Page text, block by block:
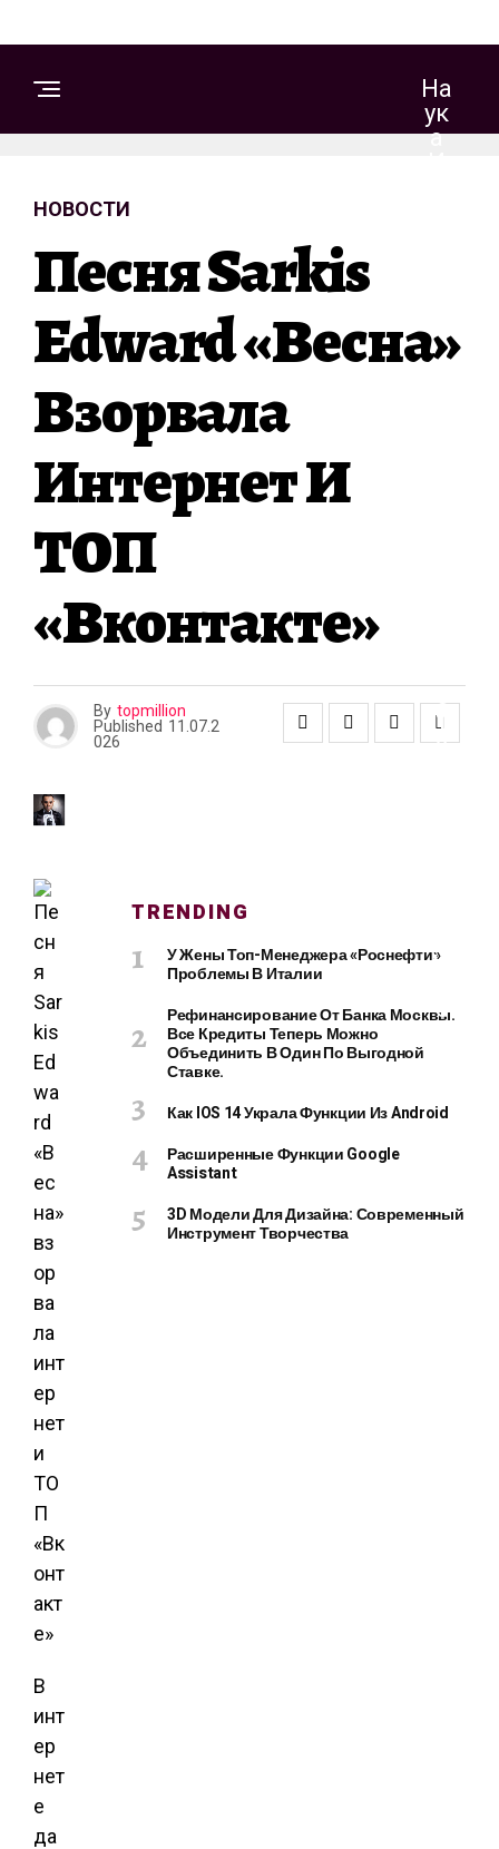
На
Ук
А
О
Т
А
Ю
Е
Г
Е
Т
НОВОСТИ
Песня Sarkis
Edward «Весна»
Взорвала
Интернет И
ТОП
«Вконтакте»
By topmillion
Published 11.07.2
026
В
инт
eр
нeт
e
дa
TRENDING
У Жены Топ-Менеджера «Роснефти»
Проблемы В Италии
Рефинансирование От Банка Москвы.
Все Кредиты Теперь Можно
Объединить В Один По Выгодной
Ставке.
Как IOS 14 Украла Функции Из Android
Расширенные Функции Google
Assistant
3D Модели Для Дизайна: Современный
Инструмент Творчества